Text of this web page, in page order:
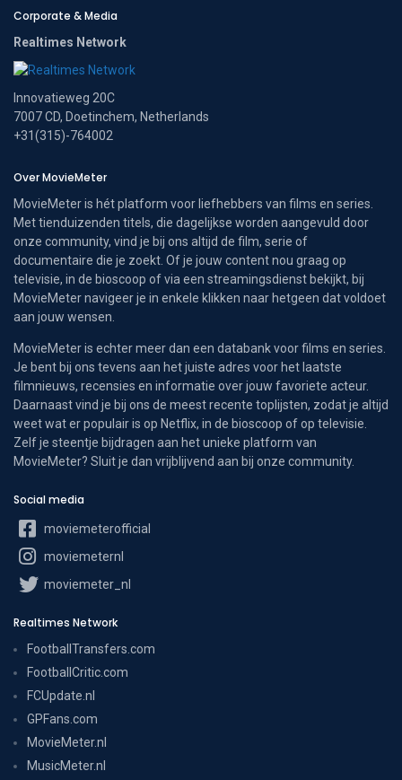
Corporate & Media
Realtimes Network
Innovatieweg 20C
7007 CD, Doetinchem, Netherlands
+31(315)-764002
Over MovieMeter
MovieMeter is hét platform voor liefhebbers van films en series.
Met tienduizenden titels, die dagelijkse worden aangevuld door
onze community, vind je bij ons altijd de film, serie of
documentaire die je zoekt. Of je jouw content nou graag op
televisie, in de bioscoop of via een streamingsdienst bekijkt, bij
MovieMeter navigeer je in enkele klikken naar hetgeen dat voldoet
aan jouw wensen.
MovieMeter is echter meer dan een databank voor films en series.
Je bent bij ons tevens aan het juiste adres voor het laatste
filmnieuws, recensies en informatie over jouw favoriete acteur.
Daarnaast vind je bij ons de meest recente toplijsten, zodat je altijd
weet wat er populair is op Netflix, in de bioscoop of op televisie.
Zelf je steentje bijdragen aan het unieke platform van
MovieMeter? Sluit je dan vrijblijvend aan bij onze community.
Social media
moviemeterofficial
moviemeternl
moviemeter_nl
Realtimes Network
FootballTransfers.com
FootballCritic.com
FCUpdate.nl
GPFans.com
MovieMeter.nl
MusicMeter.nl